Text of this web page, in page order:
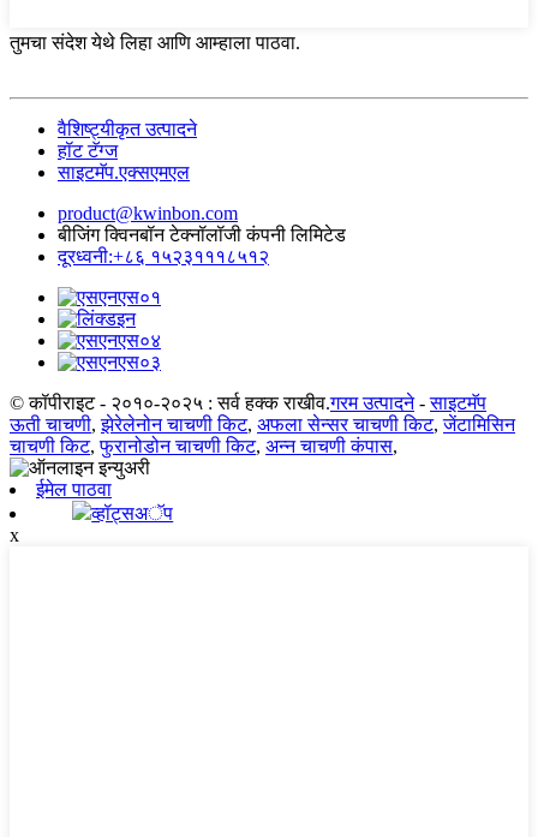
तुमचा संदेश येथे लिहा आणि आम्हाला पाठवा.
वैशिष्ट्यीकृत उत्पादने
हॉट टॅग्ज
साइटमॅप.एक्सएमएल
product@kwinbon.com
बीजिंग क्विनबॉन टेक्नॉलॉजी कंपनी लिमिटेड
दूरध्वनी:+८६ १५२३१११८५१२
© कॉपीराइट - २०१०-२०२५ : सर्व हक्क राखीव.गरम उत्पादने-साइटमॅप
ऊती चाचणी,झेरेलेनोन चाचणी किट, अफला सेन्सर चाचणी किट,जेंटामिसिन
चाचणी किट,फुरानोडोन चाचणी किट, अन्न चाचणी कंपास,
ईमेल पाठवा
व्हॉट्सअॅप
x